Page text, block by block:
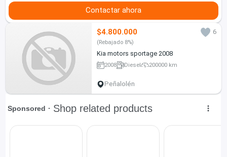
Contactar ahora
$4.800.000 6
(Rebajado 8%)
Kia motors sportage 2008
2008 Diesel 200000 km
Peñalolén